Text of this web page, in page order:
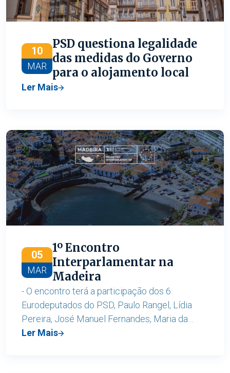
10
MAR
PSD questiona legalidade
das medidas do Governo
para o alojamento local
Ler Mais
05
MAR
1º Encontro
Interparlamentar na
Madeira
- O encontro terá a participação dos 6
Eurodeputados do PSD, Paulo Rangel, Lídia
Pereira, José Manuel Fernandes, Maria da
Graça Carvalho, Álvaro Amaro e Cláudia
Ler Mais